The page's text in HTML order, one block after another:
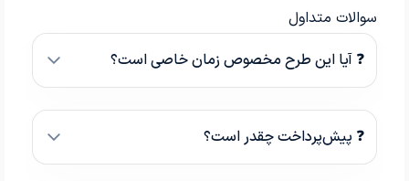
سوالات متداول
❓ آیا این طرح مخصوص زمان خاصی است؟
❓ پیش‌پرداخت چقدر است؟